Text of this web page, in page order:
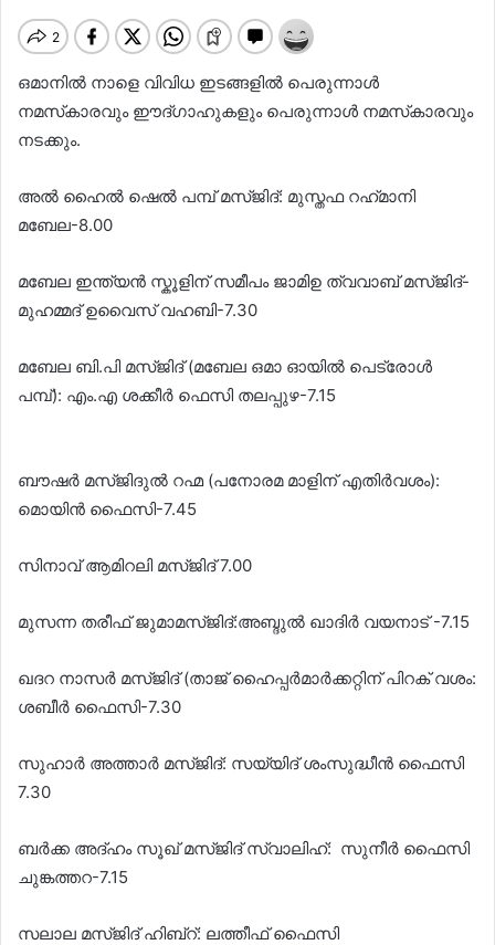
ഒമാനിൽ നാളെ വിവിധ ഇടങ്ങളിൽ പെരുന്നാൾ
നമസ്‌കാരവും ഈദ്ഗാഹുകളും പെരുന്നാൾ നമസ്‌കാരവും
നടക്കും.
അൽ ഹൈൽ ഷെൽ പമ്പ് മസ്ജിദ്: മുസ്തഫ റഹ്‌മാനി
മബേല-8.00
മബേല ഇന്ത്യൻ സ്കൂളിന് സമീപം ജാമിഉ ത്വവാബ് മസ്ജിദ്-
മുഹമ്മദ് ഉവൈസ് വഹബി-7.30
മബേല ബി.പി മസ്ജിദ് (മബേല ഒമാ ഓയിൽ പെട്രോൾ
പമ്പ്): എം.എ ശക്കീർ ഫെസി തലപ്പുഴ-7.15
ബൗഷർ മസ്ജിദുൽ റഹ്മ (പനോരമ മാളിന് എതിർവശം):
മൊയിൻ ഫൈസി-7.45
സിനാവ് ആമിറലി മസ്ജിദ് 7.00
മുസന്ന തരീഫ് ജുമാമസ്ജിദ്:അബ്ദുൽ ഖാദിർ വയനാട് -7.15
ഖദറ നാസർ മസ്ജിദ് (താജ് ഹൈപ്പർമാർക്കറ്റിന് പിറക് വശം:
ശബീർ ഫൈസി-7.30
സുഹാർ അത്താർ മസ്ജിദ്: സയ്യിദ് ശംസുദ്ധീൻ ഫൈസി
7.30
ബർക്ക അദ്ഹം സൂഖ് മസ്ജിദ് സ്വാലിഹ്: സുനീർ ഫൈസി
ചുങ്കത്തറ-7.15
സലാല മസ്ജിദ് ഹിബ്റ്: ലത്തീഫ് ഫൈസി